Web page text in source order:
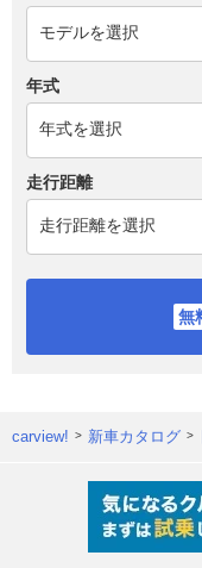
年式
走行距離
carview! 新車カタログ